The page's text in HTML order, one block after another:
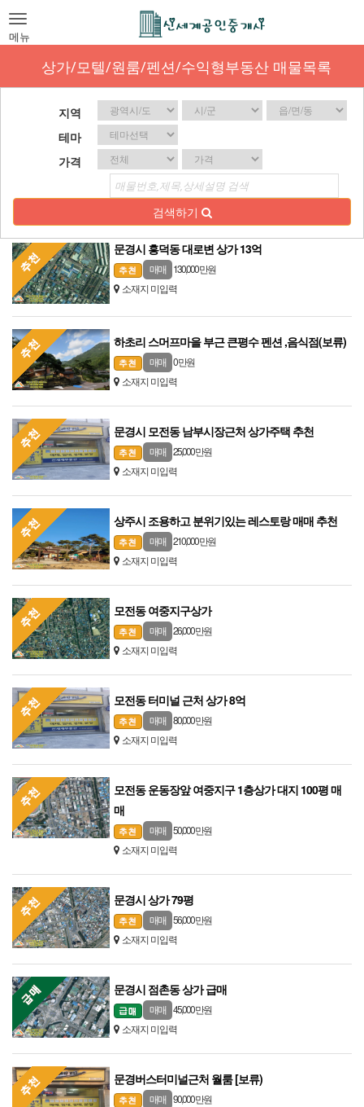
Toggle
navigation
메뉴
상가/모텔/원룸/펜션/수익형부동산 매물목록
지역
테마
가격
검색하기
문경시 흥덕동 대로변 상가 13억
매매
130,000 만원
소재지 미입력
하초리 스머프마을 부근 큰평수 펜션 ,음식점(보류)
매매
0 만원
소재지 미입력
문경시 모전동 남부시장근처 상가주택 추천
매매
25,000 만원
소재지 미입력
상주시 조용하고 분위기있는 레스토랑 매매 추천
매매
210,000 만원
소재지 미입력
모전동 여중지구상가
매매
26,000 만원
소재지 미입력
모전동 터미널 근처 상가 8억
매매
80,000 만원
소재지 미입력
모전동 운동장앞 여중지구 1층상가 대지 100평 매
매
매매
50,000 만원
소재지 미입력
문경시 상가 79평
매매
56,000 만원
소재지 미입력
문경시 점촌동 상가 급매
매매
45,000 만원
소재지 미입력
문경버스터미널근처 월룸 [보류)
매매
90,000 만원